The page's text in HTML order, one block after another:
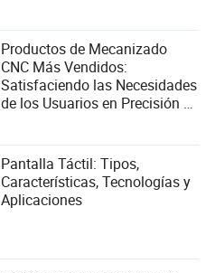
Productos de Mecanizado
CNC Más Vendidos:
Satisfaciendo las Necesidades
de los Usuarios en Precisión y
Pantalla Táctil: Tipos,
Características, Tecnologías y
Aplicaciones